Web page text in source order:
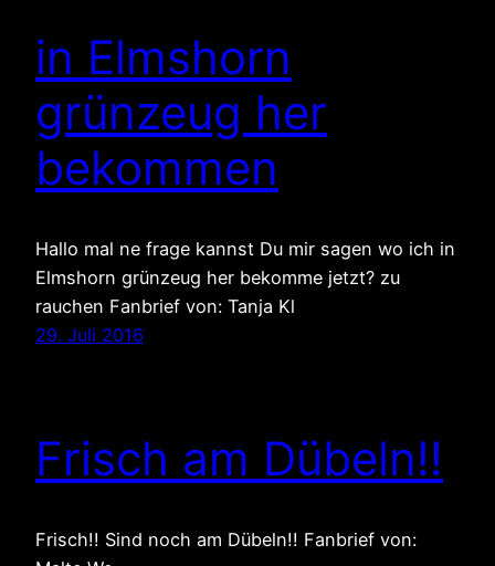
in Elmshorn
grünzeug her
bekommen
Hallo mal ne frage kannst Du mir sagen wo ich in
Elmshorn grünzeug her bekomme jetzt? zu
rauchen Fanbrief von: Tanja Kl
29. Juli 2016
Frisch am Dübeln!!
Frisch!! Sind noch am Dübeln!! Fanbrief von: